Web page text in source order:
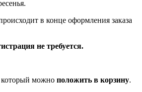
в конце оформления заказа
не требуется.
который можно положить в корзину.